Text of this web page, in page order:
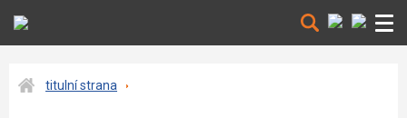
titulní strana